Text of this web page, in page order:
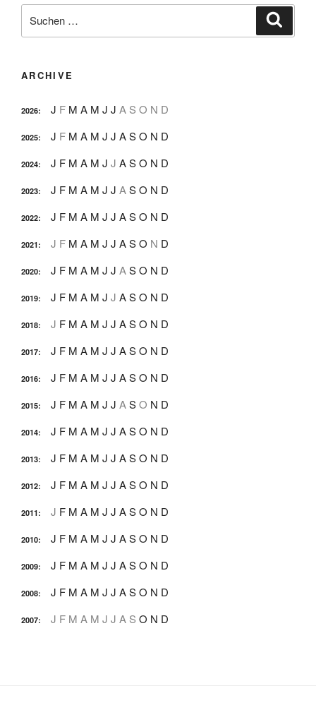
nach:
ARCHIVE
2026: J F M A M J J A S O N D
2025: J F M A M J J ASO N D
2024: J F M A M J J ASO N D
2023: J F M A M J J ASO N D
2022: J F M A M J J ASO N D
2021: J F M A M J J ASO N D
2020: J F M A M J J ASO N D
2019: J F M A M J J ASO N D
2018: J F M A M J J ASO N D
2017: J F M A M J J ASO N D
2016: J F M A M J J ASO N D
2015: J F M A M J J ASO N D
2014: J F M A M J J ASO N D
2013: J F M A M J J ASO N D
2012: J F M A M J J ASO N D
2011: J F M A M J J ASO N D
2010: J F M A M J J ASO N D
2009: J F M A M J J ASO N D
2008: J F M A M J J ASO N D
2007: J F M A M J J A S O N D